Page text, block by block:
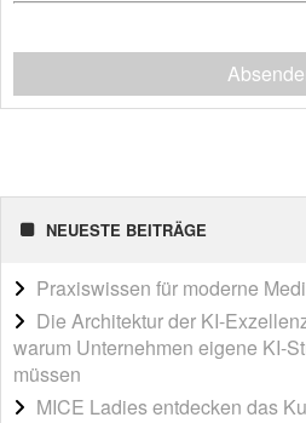
NEUESTE BEITRÄGE
Praxiswissen für moderne
Die Architektur der KI-
warum Unternehmen eigene KI-
müssen
MICE Ladies entdecken das